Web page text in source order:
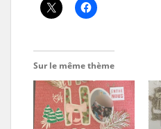
Sur le même thème